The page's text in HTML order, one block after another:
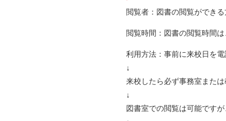
閲覧者：図書の閲覧ができ
閲覧時間：図書の閲覧時間
利用方法：事前に来校日を
↓
来校したら必ず事務室また
↓
図書室での閲覧は可能です